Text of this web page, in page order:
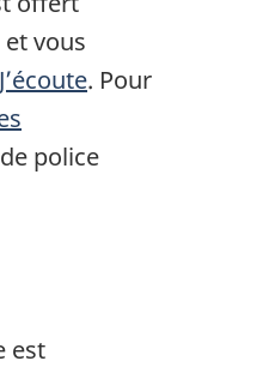
vous
. Pour
police
est